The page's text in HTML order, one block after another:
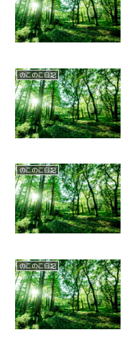
のこのこ日記
のこのこ日記
のこのこ日記